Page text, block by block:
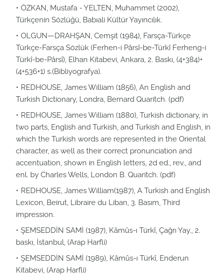
ÖZKAN, Mustafa - YELTEN, Muhammet (2002),
Türkçenin Sözlüğü, Babıali Kültür Yayıncılık.
OLGUN—DRAHŞAN, Cemşit (1984), Farsça-Türkçe
Türkçe-Farsça Sözlük (Ferhen-i Pârsî-be-Türkî Ferheng-i
Türkî-be-Pârsî), Elhan Kitabevi, Ankara, 2. Baskı, (4+384)+
(4+536+1) s.(Bibliyografya).
REDHOUSE, James William (1856), An English and
Turkish Dictionary, Londra, Bernard Quaritch. (pdf)
REDHOUSE, James William (1880), Turkish dictionary, in
two parts, English and Turkish, and Turkish and English, in
which the Turkish words are represented in the Oriental
character, as well as their correct pronunciation and
accentuation, shown in English letters, 2d ed., rev., and
enl. by Charles Wells, London B. Quaritch. (pdf)
REDHOUSE, James William(1987), A Turkish and English
Lexicon, Beirut, Libraire du Liban, 3. Basım, Third
impression.
ŞEMSEDDİN SAMİ (1987), Kâmûs-ı Türkî, Çağrı Yay., 2.
baskı, İstanbul, (Arap Harfli)
ŞEMSEDDİN SAMİ (1989), Kâmûs-ı Türkî, Enderun
Kitabevi, (Arap Harfli)